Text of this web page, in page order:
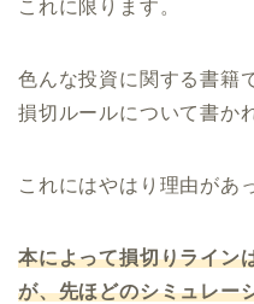
これに限ります。
色んな投資に関する書籍
損切ルールについて書か
これにはやはり理由があ
本によって損切りライン
が、先ほどのシミュレー